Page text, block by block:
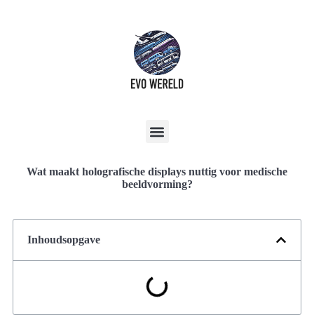
Wat maakt holografische displays nuttig voor medische
beeldvorming?
Inhoudsopgave